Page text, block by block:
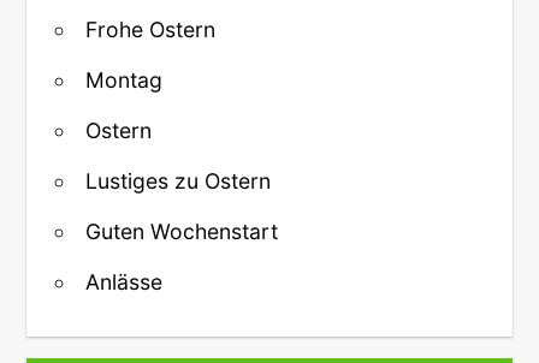
Frohe Ostern
Montag
Ostern
Lustiges zu Ostern
Guten Wochenstart
Anlässe